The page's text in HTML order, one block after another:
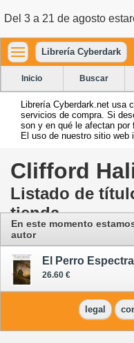
Del 3 a 21 de agosto
Librería Cyberdark
Inicio Buscar
Librería Cyberdark.net usa
servicios de compra. Si
son y en qué le afectan por
El uso de nuestro sitio web
Clifford
Listado de
tienda
En este momento
autor
El Perro
26.60 €
legal